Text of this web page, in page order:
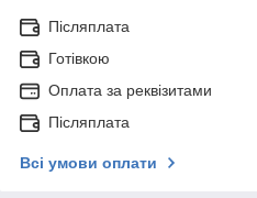
Післяплата
Готівкою
Оплата за реквізитами
Післяплата
Всі умови оплати